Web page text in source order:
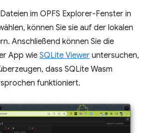
im OPFS Explorer-Fenster in
können Sie sie auf der lokalen
Anschließend können Sie die
App wie SQLite Viewer untersuchen,
dass SQLite Wasm
funktioniert.